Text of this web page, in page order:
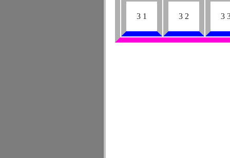
3 1 3 2 3